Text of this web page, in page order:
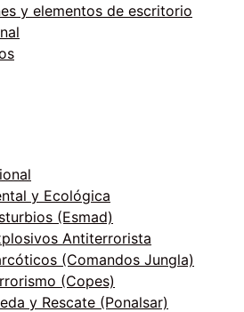
y elementos de escritorio
y Ecológica
(Esmad)
Antiterrorista
(Comandos Jungla)
(Copes)
y Rescate (Ponalsar)